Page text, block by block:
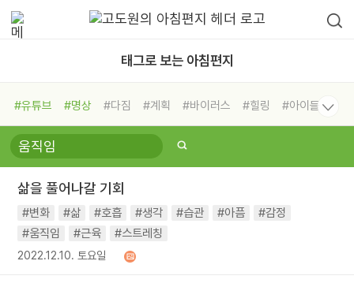
태그로 보는 아침편지
#유튜브 #명상 #다짐 #계획 #바이러스 #힐링
#아이들
#비전캠프
#독서캠프 #삶
#희망
#나눔 #친구 #링컨학교
#독서
#건강 #면역력
삶을 풀어나갈 기회
#변화 #삶 #호흡 #생각 #습관 #아픔
#감정
#움직임
#근육 #스트레칭
2022.12.10. 토요일